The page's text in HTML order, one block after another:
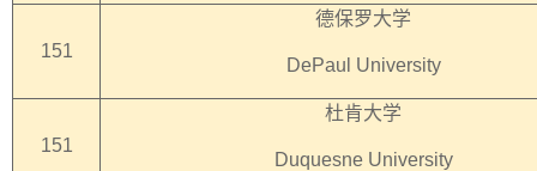
151
德保罗大学
DePaul University
151
杜肯大学
Duquesne University